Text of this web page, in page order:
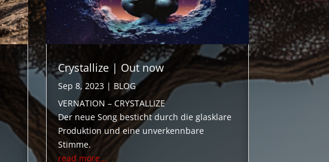
Crystallize | Out now
Sep 8, 2023 | BLOG
VERNATION – CRYSTALLIZE
Der neue Song besticht durch die glasklare
Produktion und eine unverkennbare
Stimme.
read more...